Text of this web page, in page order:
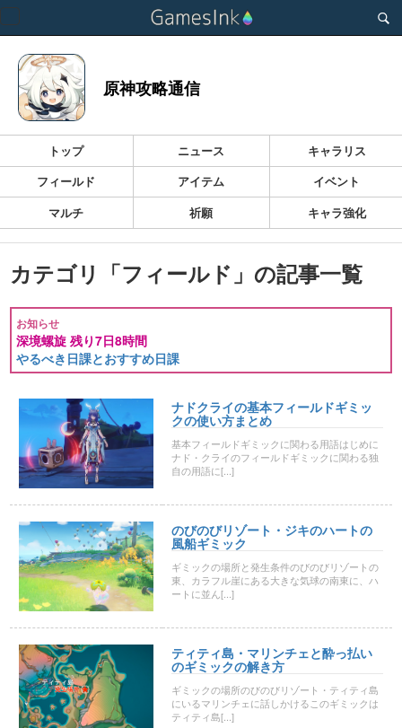
Toggle
原神攻略通信
トップ ニュース
キャラリス
フィールド
アイテム
イベント
マルチ
祈願 キャラ強化
カテゴリ「フィールド」の記事一覧
お知らせ
深境螺旋 残り7日8時間
やるべき日課とおすすめ日課
ナドクライの基本フィールドギミッ
クの使い方まとめ
基本フィールドギミックに関わる用語はじめに
ナド・クライのフィールドギミックに関わる独
自の用語に[...]
のびのびリゾート・ジキのハートの
風船ギミック
ギミックの場所と発生条件のびのびリゾートの
東、カラフル崖にある大きな気球の南東に、ハ
ートに並ん[...]
ティティ島・マリンチェと酔っ払い
のギミックの解き方
ギミックの場所のびのびリゾート・ティティ島
にいるマリンチェに話しかけるこのギミックは
ティティ島[...]